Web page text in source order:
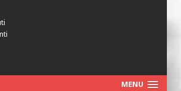
MENU